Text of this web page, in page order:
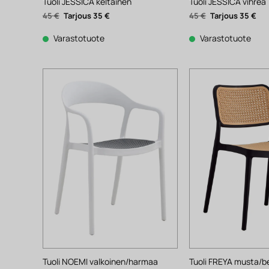
45€ Alkuperäinen
hinta
45 €.
35 €Nykyinen
hinta
Varastotuote
45€ Alkuperäinen
hinta
45 €.
35€
Varastotuote
Tuoli NOEMI valkoinen/harmaa Tuoli FREYA musta/